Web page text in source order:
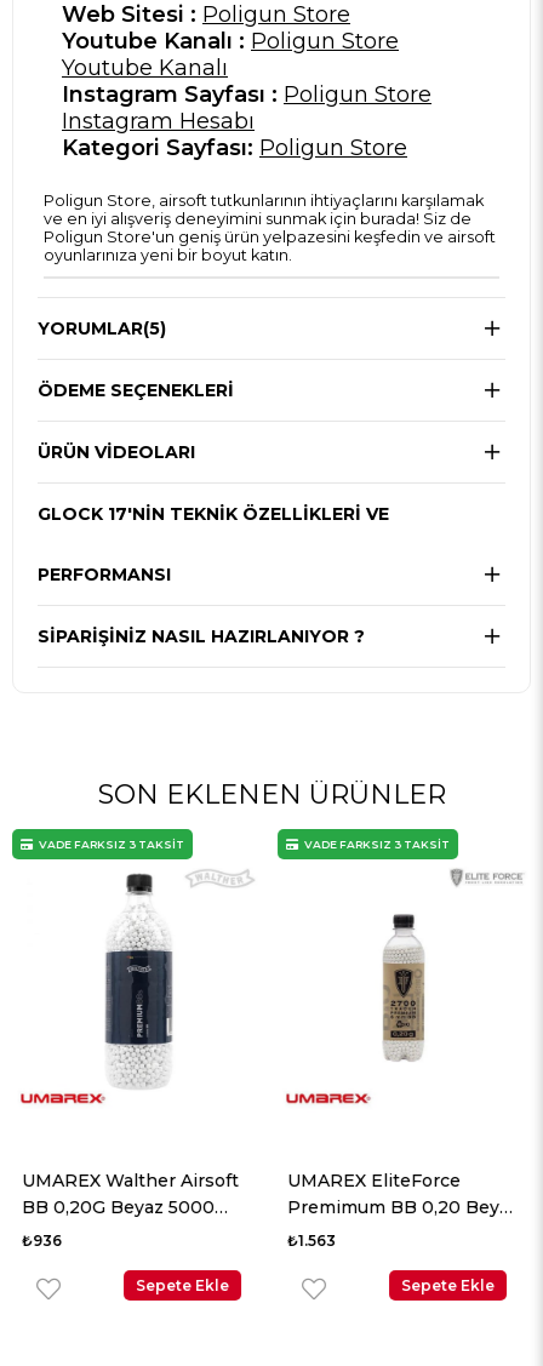
Web Sitesi : Poligun Store
Youtube Kanalı : Poligun Store
Youtube Kanalı
Instagram Sayfası : Poligun Store
Instagram Hesabı
Kategori Sayfası: Poligun Store
Poligun Store, airsoft tutkunlarının ihtiyaçlarını karşılamak
ve en iyi alışveriş deneyimini sunmak için burada! Siz de
Poligun Store'un geniş ürün yelpazesini keşfedin ve airsoft
oyunlarınıza yeni bir boyut katın.
YORUMLAR(5)
ÖDEME SEÇENEKLERI
ÜRÜN VİDEOLARI
GLOCK 17'NIN TEKNIK ÖZELLIKLERI VE
PERFORMANSI
SIPARIŞINIZ NASIL HAZIRLANIYOR ?
SON EKLENEN ÜRÜNLER
UMAREX Walther Airsoft
BB 0,20G Beyaz 5000
Adet
₺936
Sepete Ekle
VADE FARKSIZ 3 TAKSİT
UMAREX EliteForce
Premimum BB 0,20 Beyaz
2700 Adet
₺1.563
Sepete Ekle
VADE FARKSIZ 3 TAKSİT